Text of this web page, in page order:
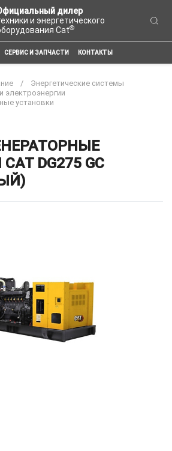
дилер
и энергетического
Cat®
СЕРВИС И ЗАПЧАСТИ КОНТАКТЫ
Энергетические системы
электроэнергии
установки
DG275 GC